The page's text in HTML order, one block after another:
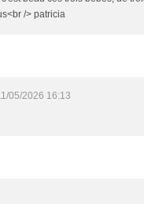
/> patricia
05/2026 16:13